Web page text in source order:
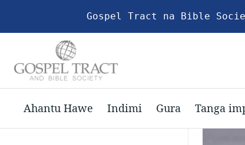
Gospel Tract na Bible
Ahantu Hawe Indimi Gura Tanga